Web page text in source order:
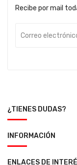
Recibe por mail
¿TIENES DUDAS?
INFORMACIÓN
ENLACES DE